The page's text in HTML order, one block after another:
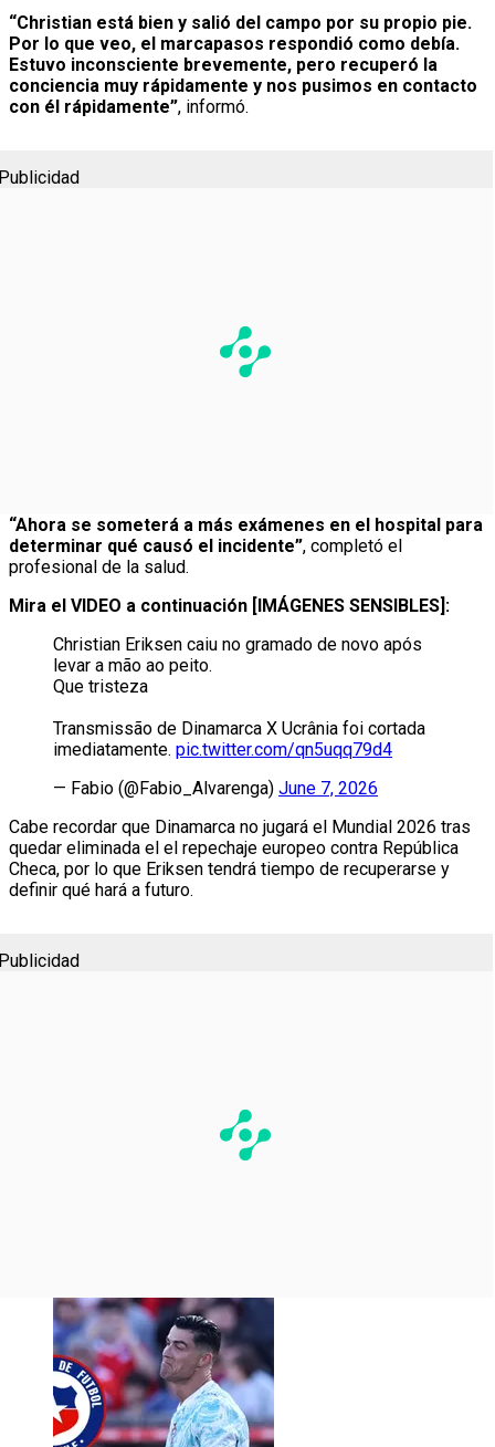
“Christian está bien y salió del campo por su propio pie.
Por lo que veo, el marcapasos respondió como debía.
Estuvo inconsciente brevemente, pero recuperó la
conciencia muy rápidamente y nos pusimos en contacto
con él rápidamente”, informó.
“Ahora se someterá a más exámenes en el hospital para
determinar qué causó el incidente”, completó el
profesional de la salud.
Mira el VIDEO a continuación [IMÁGENES SENSIBLES]:
Christian Eriksen caiu no gramado de novo após
levar a mão ao peito.
Que tristeza
Transmissão de Dinamarca X Ucrânia foi cortada
imediatamente. pic.twitter.com/qn5uqq79d4
— Fabio (@Fabio_Alvarenga) June 7, 2026
Cabe recordar que Dinamarca no jugará el Mundial 2026 tras
quedar eliminada el el repechaje europeo contra República
Checa, por lo que Eriksen tendrá tiempo de recuperarse y
definir qué hará a futuro.